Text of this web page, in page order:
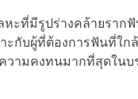
หะที่มีรูปร่างคล้ายราก
กับผู้ที่ต้องการฟันที่ใก
วามคงทนมากที่สุดใ